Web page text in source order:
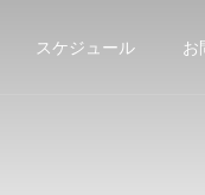
スケジュール お